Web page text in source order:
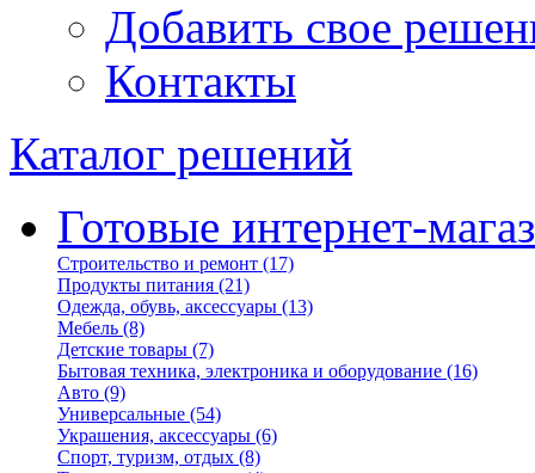
Добавить свое
Контакты
Каталог решений
Готовые интернет-
Строительство и ремонт (17)
Продукты питания (21)
Одежда, обувь, аксессуары (13)
Мебель (8)
Детские товары (7)
Бытовая техника, электроника и оборудование (16)
Авто (9)
Универсальные (54)
Украшения, аксессуары (6)
Спорт, туризм, отдых (8)